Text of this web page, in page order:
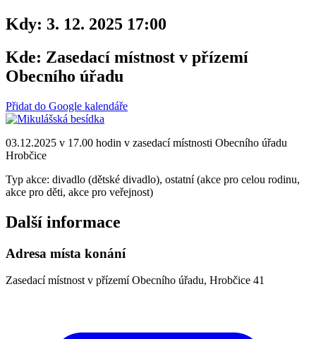
Kdy: 3. 12. 2025 17:00
Kde: Zasedací místnost v přízemí
Obecního úřadu
Přidat do Google kalendáře
03.12.2025 v 17.00 hodin v zasedací místnosti Obecního úřadu
Hrobčice
Typ akce: divadlo (dětské divadlo), ostatní (akce pro celou rodinu,
akce pro děti, akce pro veřejnost)
Další informace
Adresa místa konání
Zasedací místnost v přízemí Obecního úřadu, Hrobčice 41